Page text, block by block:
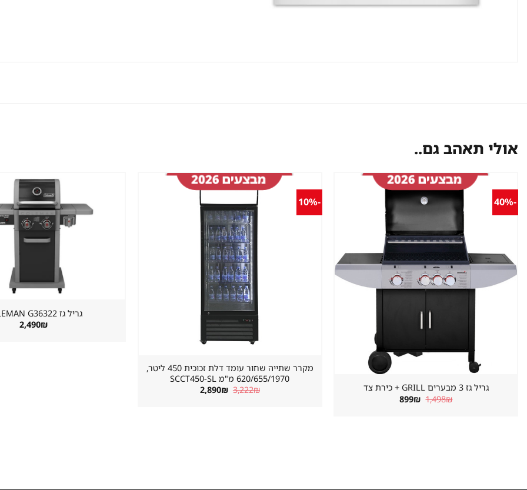
אולי תאהב גם..
-40%
גריל גז 3 מבערים GRILL + כירת צד
1,498₪ המחיר
המקורי
899₪ המחיר
-10%
מקרר שתייה שחור עומד דלת זכוכית 450 ליטר,
620/655/1970 מ"מ SCCT450-SL
3,222₪ המחיר
המקורי
2,890₪ המחיר
גריל גז ⁦COLEMAN G36322⁩
2,490₪